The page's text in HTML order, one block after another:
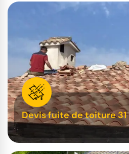
Devis fuite de toiture 31